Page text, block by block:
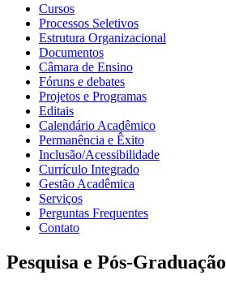
Cursos
Processos Seletivos
Estrutura Organizacional
Documentos
Câmara de Ensino
Fóruns e debates
Projetos e Programas
Editais
Calendário Acadêmico
Permanência e Êxito
Inclusão/Acessibilidade
Currículo Integrado
Gestão Acadêmica
Serviços
Perguntas Frequentes
Contato
Pesquisa e Pós-Graduação